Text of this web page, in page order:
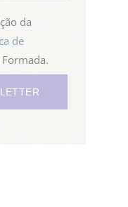
da
de